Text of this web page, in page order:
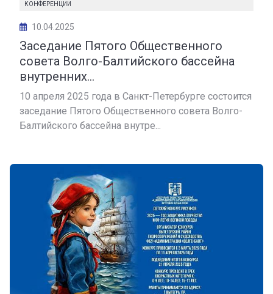
КОНФЕРЕНЦИИ
10.04.2025
Заседание Пятого Общественного
совета Волго-Балтийского бассейна
внутренних...
10 апреля 2025 года в Санкт-Петербурге состоится
заседание Пятого Общественного совета Волго-
Балтийского бассейна внутре...